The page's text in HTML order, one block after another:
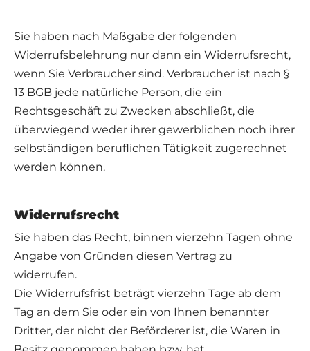
Sie haben nach Maßgabe der folgenden
Widerrufsbelehrung nur dann ein Widerrufsrecht,
wenn Sie Verbraucher sind. Verbraucher ist nach §
13 BGB jede natürliche Person, die ein
Rechtsgeschäft zu Zwecken abschließt, die
überwiegend weder ihrer gewerblichen noch ihrer
selbständigen beruflichen Tätigkeit zugerechnet
werden können.
Widerrufsrecht
Sie haben das Recht, binnen vierzehn Tagen ohne
Angabe von Gründen diesen Vertrag zu
widerrufen.
Die Widerrufsfrist beträgt vierzehn Tage ab dem
Tag an dem Sie oder ein von Ihnen benannter
Dritter, der nicht der Beförderer ist, die Waren in